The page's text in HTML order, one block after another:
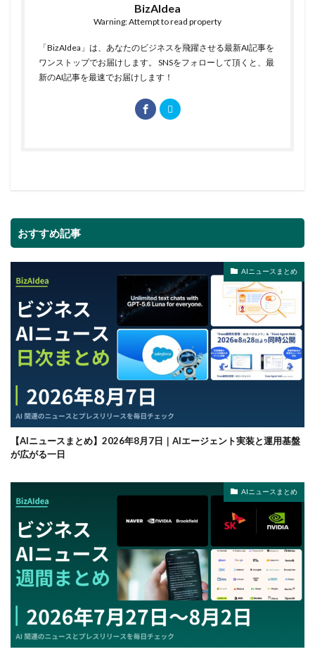
BizAIdea
Warning: Attempt to read property
「BizAIdea」は、あなたのビジネスを飛躍させる最新AI記事を
ワンストップでお届けします。 SNSをフォローして頂くと、最
新のAI記事を最速でお届けします！
おすすめ記事
AIニュースまとめ
【AIニュースまとめ】2026年8月7日｜AIエージェント実装と運用基盤
が広がる一日
AIニュースまとめ